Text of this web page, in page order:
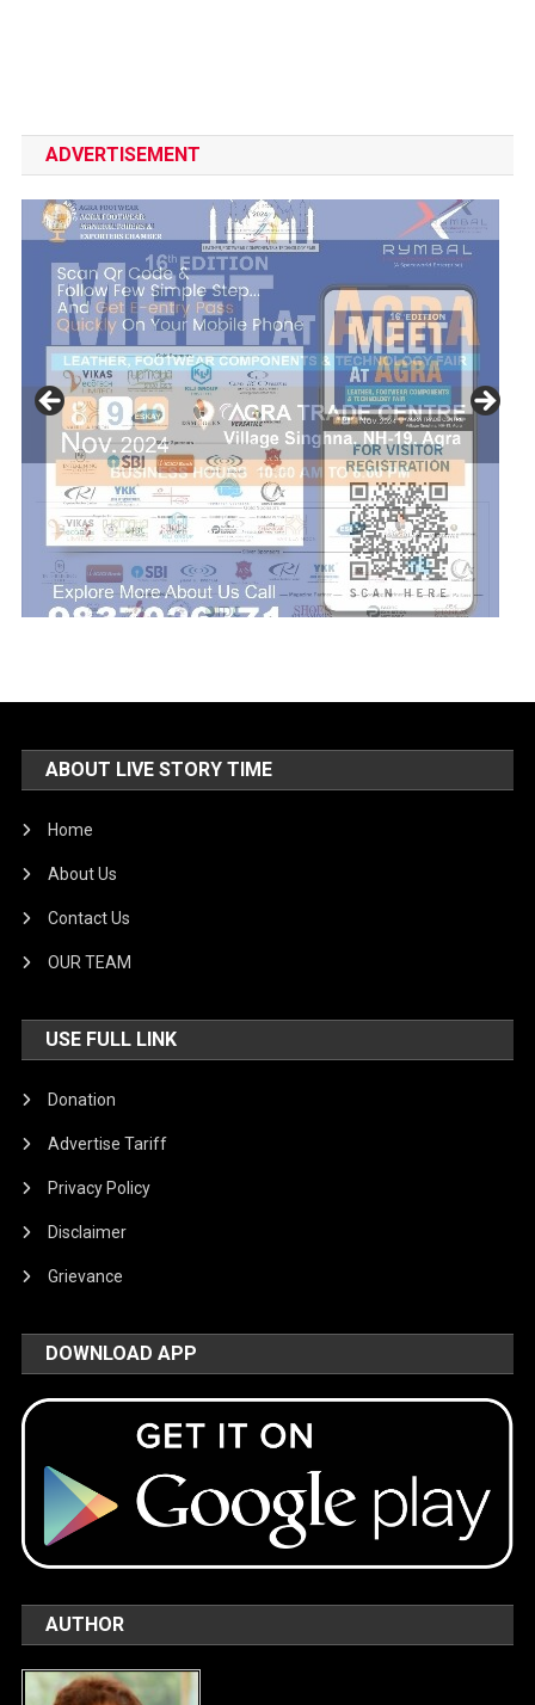
ADVERTISEMENT
ABOUT LIVE STORY TIME
Home
About Us
Contact Us
OUR TEAM
USE FULL LINK
Donation
Advertise Tariff
Privacy Policy
Disclaimer
Grievance
DOWNLOAD APP
AUTHOR